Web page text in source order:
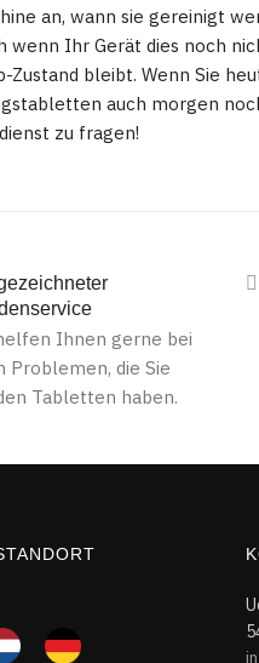
an, wann sie gereinigt
Ihr Gerät dies noch
Zustand bleibt. Wenn Sie
auch morgen
zu fragen!
Ihnen gerne bei
Problemen, die Sie
Tabletten haben.